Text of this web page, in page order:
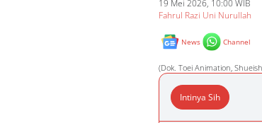
19 Mei 2026, 10:00 WIB
Fahrul Razi Uni Nurullah
News Channel
(Dok. Toei Animation,
Intinya Sih